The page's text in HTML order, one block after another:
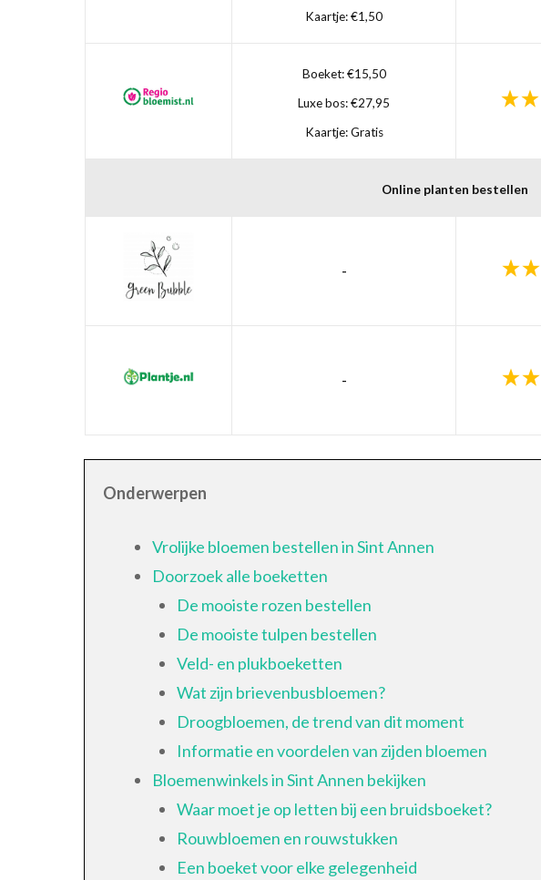
Kaartje: €1,50
Boeket: €15,50
Luxe bos: €27,95
Kaartje: Gratis
Online planten bestellen
-
-
Onderwerpen
Vrolijke bloemen bestellen in Sint Annen
Doorzoek alle boeketten
De mooiste rozen bestellen
De mooiste tulpen bestellen
Veld- en plukboeketten
Wat zijn brievenbusbloemen?
Droogbloemen, de trend van dit moment
Informatie en voordelen van zijden bloemen
Bloemenwinkels in Sint Annen bekijken
Waar moet je op letten bij een bruidsboeket?
Rouwbloemen en rouwstukken
Een boeket voor elke gelegenheid